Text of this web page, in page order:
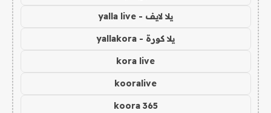
يلا لايف - yalla live
يلا كورة - yallakora
kora live
kooralive
koora 365